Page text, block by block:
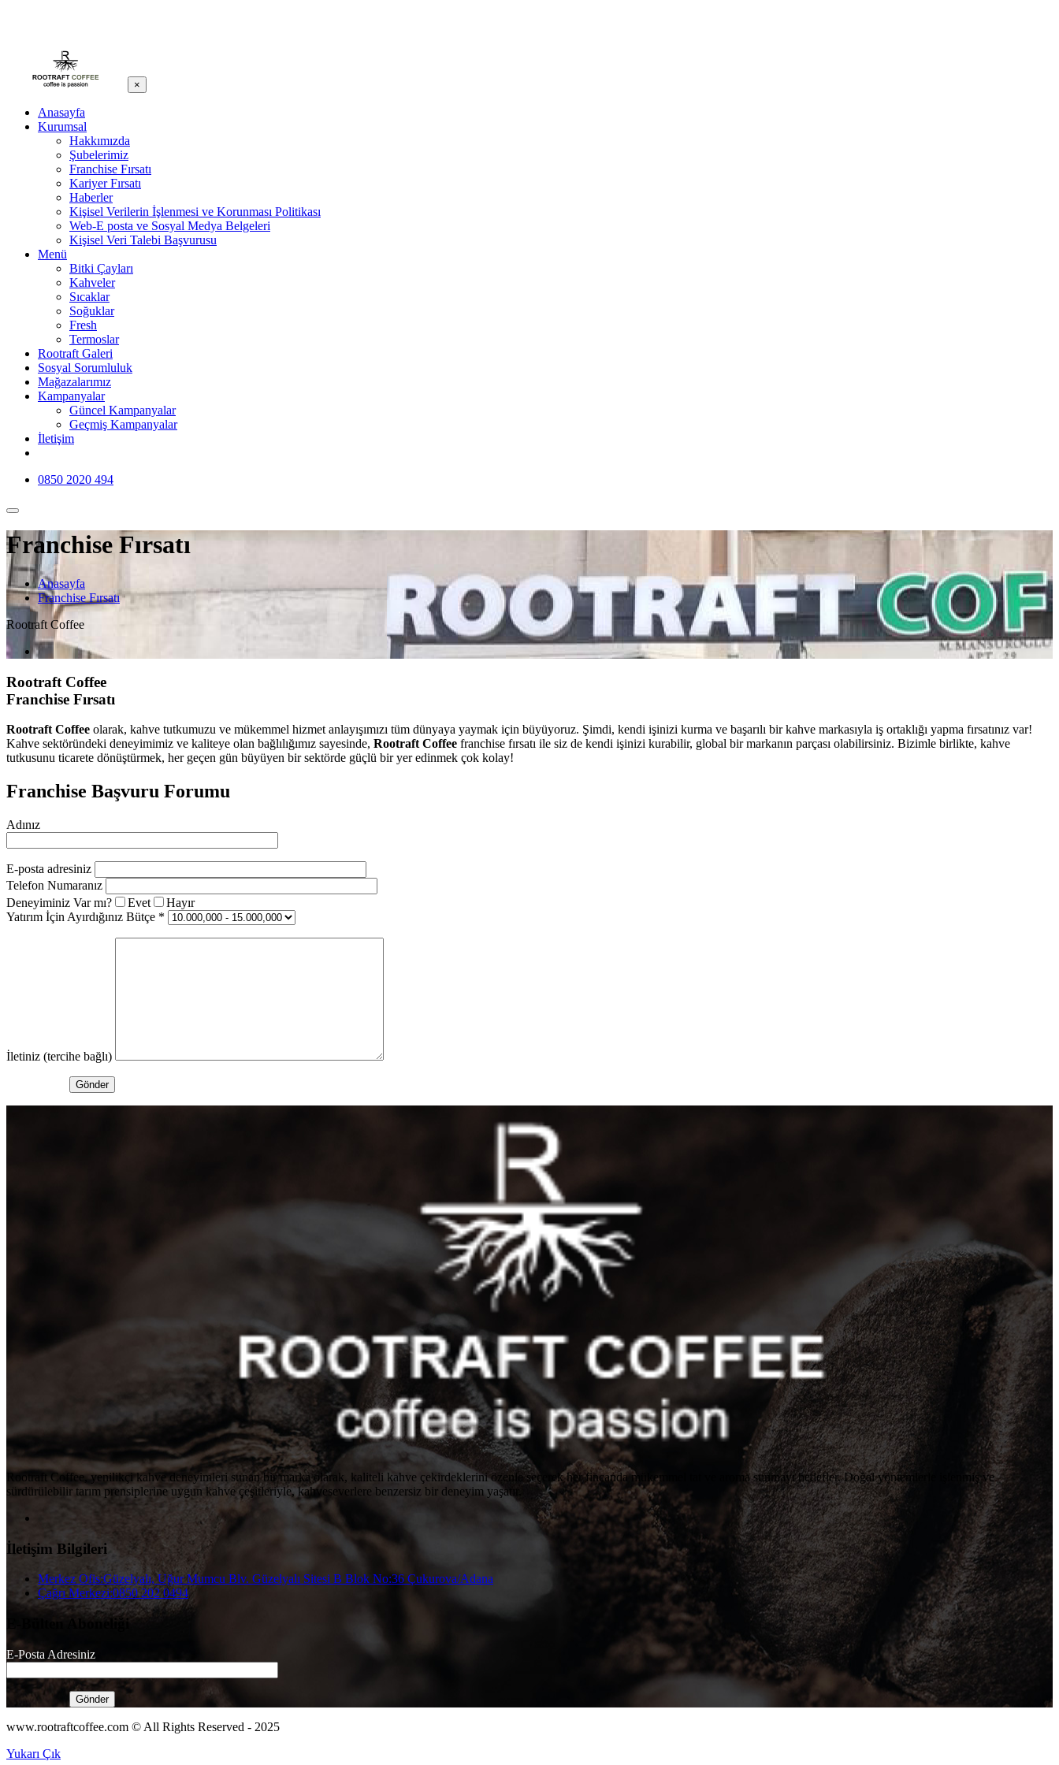
×
Anasayfa
Kurumsal
Hakkımızda
Şubelerimiz
Franchise Fırsatı
Kariyer Fırsatı
Haberler
Kişisel Verilerin İşlenmesi ve Korunması Politikası
Web-E posta ve Sosyal Medya Belgeleri
Kişisel Veri Talebi Başvurusu
Menü
Bitki Çayları
Kahveler
Sıcaklar
Soğuklar
Fresh
Termoslar
Rootraft Galeri
Sosyal Sorumluluk
Mağazalarımız
Kampanyalar
Güncel Kampanyalar
Geçmiş Kampanyalar
İletişim
0850 2020 494
Franchise Fırsatı
Anasayfa
Franchise Fırsatı
Rootraft Coffee
Rootraft Coffee
Franchise Fırsatı
Rootraft Coffee olarak, kahve tutkumuzu ve mükemmel hizmet anlayışımızı tüm dünyaya yaymak için büyüyoruz. Şimdi, kendi işinizi kurma ve başarılı bir kahve markasıyla iş ortaklığı yapma fırsatınız var!
Kahve sektöründeki deneyimimiz ve kaliteye olan bağlılığımız sayesinde, Rootraft Coffee franchise fırsatı ile siz de kendi işinizi kurabilir, global bir markanın parçası olabilirsiniz. Bizimle birlikte, kahve
tutkusunu ticarete dönüştürmek, her geçen gün büyüyen bir sektörde güçlü bir yer edinmek çok kolay!
Franchise Başvuru Forumu
Adınız
E-posta adresiniz
Telefon Numaranız
Deneyiminiz Var mı?
Evet
Hayır
Yatırım İçin Ayırdığınız Bütçe *
İletiniz (tercihe bağlı)
Rootraft Coffee, yenilikçi kahve deneyimleri sunan bir marka olarak, kaliteli kahve çekirdeklerini özenle seçerek her fincanda mükemmel tat ve aroma sunmayı hedefler. Doğal yöntemlerle işlenmiş ve
sürdürülebilir tarım prensiplerine uygun kahve çeşitleriyle, kahveseverlere benzersiz bir deneyim yaşatır.
İletişim Bilgileri
Merkez Ofis:Güzelyalı, Uğur Mumcu Blv. Güzelyalı Sitesi B Blok No:36 Çukurova/Adana
Çağrı Merkezi:0850 202 0494
E-Bülten Aboneliği
E-Posta Adresiniz
www.rootraftcoffee.com © All Rights Reserved - 2025
Yukarı Çık